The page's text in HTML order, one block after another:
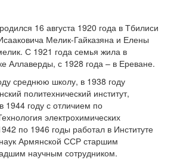
16 августа 1920 года в Тбилиси
Мелик-Гайказяна и Елены
С 1921 года семья жила в
Аллаверды, с 1928 года – в Ереване.
среднюю школу, в 1938 году
политехнический институт,
1944 году с отличием по
электрохимических
по 1946 годы работал в Институте
Армянской ССР старшим
научным сотрудником.